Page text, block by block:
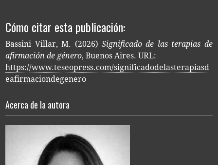
Cómo citar esta publicación:
Bassini Villar, M. (2026) Significado de las terapias de
afirmación de género, Buenos Aires. URL:
https://www.teseopress.com/significadodelasterapiasd
eafirmaciondegenero
Acerca de la autora